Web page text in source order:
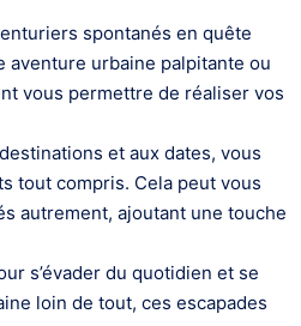
spontanés en quête
aventure urbaine palpitante ou
vous permettre de réaliser vos
et aux dates, vous
tout compris. Cela peut vous
autrement, ajoutant une touche
s’évader du quotidien et se
loin de tout, ces escapades